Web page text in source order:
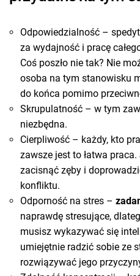
Odpowiedzialność –
za wydajność i pracę
Coś poszło nie tak? Nie
osoba na tym stanowisku
do końca pomimo
Skrupulatność – w tym
niezbędna.
Cierpliwość – każdy, kto
zawsze jest to łatwa
zacisnąć zęby i
konfliktu.
Odporność na stres –
naprawdę stresujące,
musisz wykazywać się
umiejętnie radzić sobie ze
rozwiązywać jego